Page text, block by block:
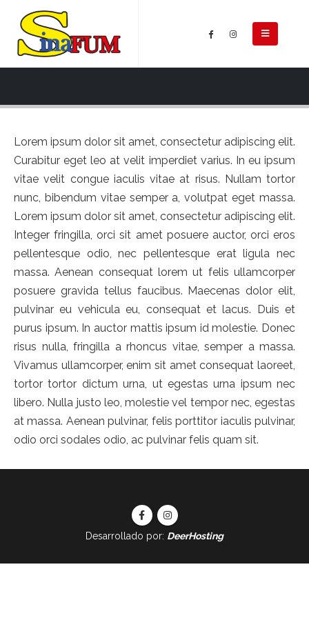
Lorem ipsum dolor sit amet, consectetur adipiscing elit.
Curabitur eget leo at velit imperdiet varius. In eu ipsum
vitae velit congue iaculis vitae at risus. Nullam tortor
nunc, bibendum vitae semper a, volutpat eget massa.
Lorem ipsum dolor sit amet, consectetur adipiscing elit.
Integer fringilla, orci sit amet posuere auctor, orci eros
pellentesque odio, nec pellentesque erat ligula nec
massa. Aenean consequat lorem ut felis ullamcorper
posuere gravida tellus faucibus. Maecenas dolor elit,
pulvinar eu vehicula eu, consequat et lacus. Duis et
purus ipsum. In auctor mattis ipsum id molestie. Donec
risus nulla, fringilla a rhoncus vitae, semper a massa.
Vivamus ullamcorper, enim sit amet consequat laoreet,
tortor tortor dictum urna, ut egestas urna ipsum nec
libero. Nulla justo leo, molestie vel tempor nec, egestas
at massa. Aenean pulvinar, felis porttitor iaculis pulvinar,
odio orci sodales odio, ac pulvinar felis quam sit.
Desarrollado por: DeerHosting